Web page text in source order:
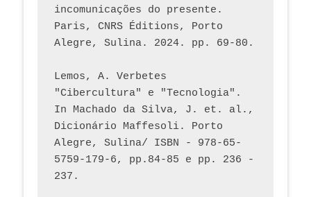
incomunicações do presente.
Paris, CNRS Éditions, Porto
Lemos, A. Verbetes
"Cibercultura" e "Tecnologia".
In Machado da Silva, J. et. al.,
Dicionário Maffesoli. Porto
Alegre, Sulina/ ISBN - 978-65-
5759-179-6, pp.84-85 e pp. 236 -
237.